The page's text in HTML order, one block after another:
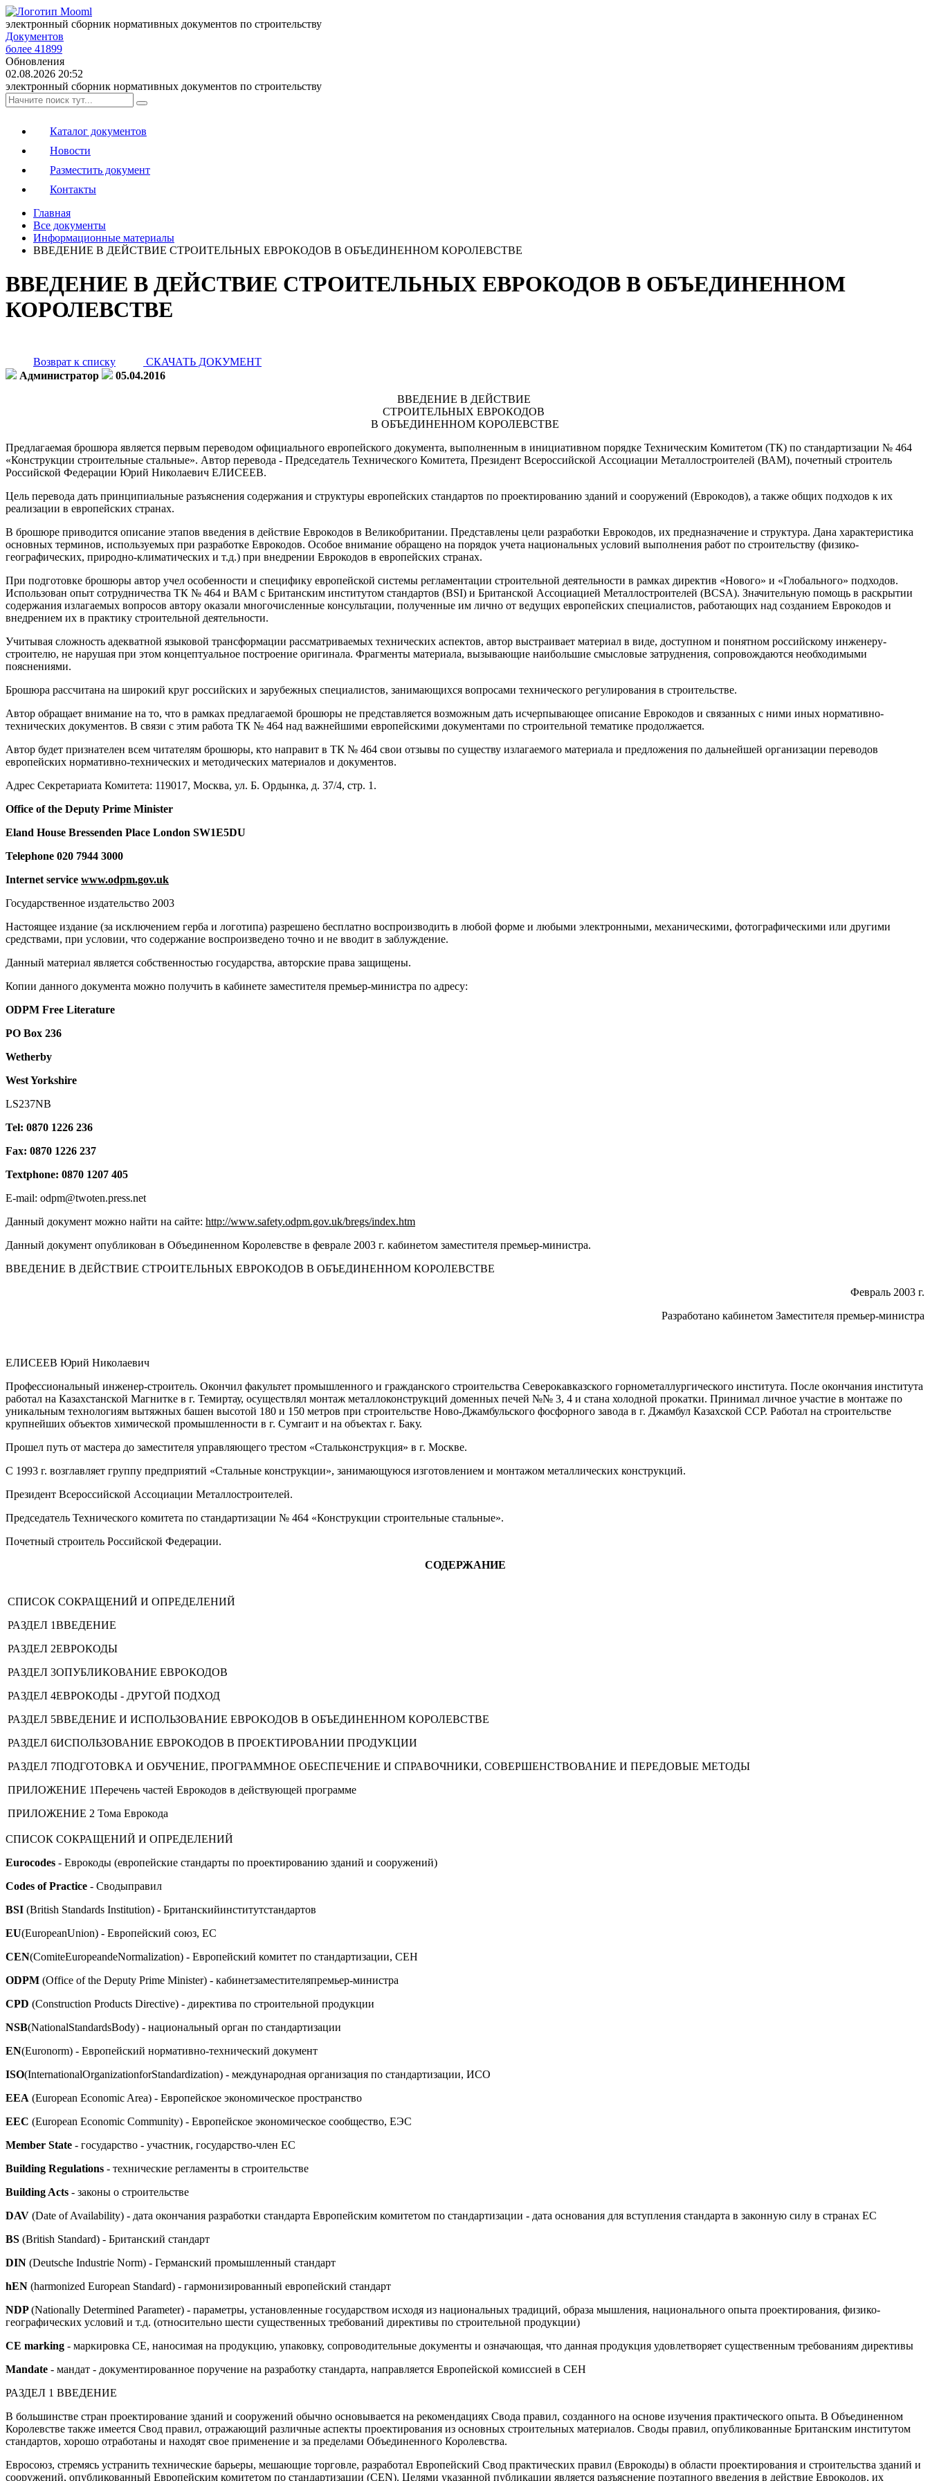
электронный сборник нормативных документов по строительству
Документов
более 41899
Обновления
02.08.2026 20:52
электронный сборник нормативных документов по строительству
Каталог документов
Новости
Разместить документ
Контакты
Главная
Все документы
Информационные материалы
ВВЕДЕНИЕ В ДЕЙСТВИЕ СТРОИТЕЛЬНЫХ ЕВРОКОДОВ В ОБЪЕДИНЕННОМ КОРОЛЕВСТВЕ
ВВЕДЕНИЕ В ДЕЙСТВИЕ СТРОИТЕЛЬНЫХ ЕВРОКОДОВ В ОБЪЕДИНЕННОМ
КОРОЛЕВСТВЕ
Возврат к списку
СКАЧАТЬ ДОКУМЕНТ
Администратор
05.04.2016
ВВЕДЕНИЕ В ДЕЙСТВИЕ
СТРОИТЕЛЬНЫХ ЕВРОКОДОВ
В ОБЪЕДИНЕННОМ КОРОЛЕВСТВЕ
Предлагаемая брошюра является первым переводом официального европейского документа, выполненным в инициативном порядке Техническим Комитетом (ТК) по стандартизации № 464
«Конструкции строительные стальные». Автор перевода - Председатель Технического Комитета, Президент Всероссийской Ассоциации Металлостроителей (ВАМ), почетный строитель
Российской Федерации Юрий Николаевич ЕЛИСЕЕВ.
Цель перевода дать принципиальные разъяснения содержания и структуры европейских стандартов по проектированию зданий и сооружений (Еврокодов), а также общих подходов к их
реализации в европейских странах.
В брошюре приводится описание этапов введения в действие Еврокодов в Великобритании. Представлены цели разработки Еврокодов, их предназначение и структура. Дана характеристика
основных терминов, используемых при разработке Еврокодов. Особое внимание обращено на порядок учета национальных условий выполнения работ по строительству (физико-
географических, природно-климатических и т.д.) при внедрении Еврокодов в европейских странах.
При подготовке брошюры автор учел особенности и специфику европейской системы регламентации строительной деятельности в рамках директив «Нового» и «Глобального» подходов.
Использован опыт сотрудничества ТК № 464 и ВАМ с Британским институтом стандартов (BSI) и Британской Ассоциацией Металлостроителей (BCSA). Значительную помощь в раскрытии
содержания излагаемых вопросов автору оказали многочисленные консультации, полученные им лично от ведущих европейских специалистов, работающих над созданием Еврокодов и
внедрением их в практику строительной деятельности.
Учитывая сложность адекватной языковой трансформации рассматриваемых технических аспектов, автор выстраивает материал в виде, доступном и понятном российскому инженеру-
строителю, не нарушая при этом концептуальное построение оригинала. Фрагменты материала, вызывающие наибольшие смысловые затруднения, сопровождаются необходимыми
пояснениями.
Брошюра рассчитана на широкий круг российских и зарубежных специалистов, занимающихся вопросами технического регулирования в строительстве.
Автор обращает внимание на то, что в рамках предлагаемой брошюры не представляется возможным дать исчерпывающее описание Еврокодов и связанных с ними иных нормативно-
технических документов. В связи с этим работа ТК № 464 над важнейшими европейскими документами по строительной тематике продолжается.
Автор будет признателен всем читателям брошюры, кто направит в ТК № 464 свои отзывы по существу излагаемого материала и предложения по дальнейшей организации переводов
европейских нормативно-технических и методических материалов и документов.
Адрес Секретариата Комитета: 119017, Москва, ул. Б. Ордынка, д. 37/4, стр. 1.
Office of the Deputy Prime Minister
Eland House Bressenden Place London SW1E5DU
Telephone 020 7944 3000
Internet service www.odpm.gov.uk
Государственное издательство 2003
Настоящее издание (за исключением герба и логотипа) разрешено бесплатно воспроизводить в любой форме и любыми электронными, механическими, фотографическими или другими
средствами, при условии, что содержание воспроизведено точно и не вводит в заблуждение.
Данный материал является собственностью государства, авторские права защищены.
Копии данного документа можно получить в кабинете заместителя премьер-министра по адресу:
ODPM Free Literature
РО Box 236
Wetherby
West Yorkshire
LS237NB
Tel: 0870 1226 236
Fax: 0870 1226 237
Textphone: 0870 1207 405
E-mail: odpm@twoten.press.net
Данный документ можно найти на сайте: http://www.safety.odpm.gov.uk/bregs/index.htm
Данный документ опубликован в Объединенном Королевстве в феврале 2003 г. кабинетом заместителя премьер-министра.
ВВЕДЕНИЕ В ДЕЙСТВИЕ СТРОИТЕЛЬНЫХ ЕВРОКОДОВ В ОБЪЕДИНЕННОМ КОРОЛЕВСТВЕ
Февраль 2003 г.
Разработано кабинетом Заместителя премьер-министра
ЕЛИСЕЕВ Юрий Николаевич
Профессиональный инженер-строитель. Окончил факультет промышленного и гражданского строительства Северокавказского горнометаллургического института. После окончания института
работал на Казахстанской Магнитке в г. Темиртау, осуществлял монтаж металлоконструкций доменных печей №№ 3, 4 и стана холодной прокатки. Принимал личное участие в монтаже по
уникальным технологиям вытяжных башен высотой 180 и 150 метров при строительстве Ново-Джамбульского фосфорного завода в г. Джамбул Казахской ССР. Работал на строительстве
крупнейших объектов химической промышленности в г. Сумгаит и на объектах г. Баку.
Прошел путь от мастера до заместителя управляющего трестом «Стальконструкция» в г. Москве.
С 1993 г. возглавляет группу предприятий «Стальные конструкции», занимающуюся изготовлением и монтажом металлических конструкций.
Президент Всероссийской Ассоциации Металлостроителей.
Председатель Технического комитета по стандартизации № 464 «Конструкции строительные стальные».
Почетный строитель Российской Федерации.
СОДЕРЖАНИЕ
СПИСОК СОКРАЩЕНИЙ И ОПРЕДЕЛЕНИЙ
РАЗДЕЛ 1ВВЕДЕНИЕ
РАЗДЕЛ 2ЕВРОКОДЫ
РАЗДЕЛ 3ОПУБЛИКОВАНИЕ ЕВРОКОДОВ
РАЗДЕЛ 4ЕВРОКОДЫ - ДРУГОЙ ПОДХОД
РАЗДЕЛ 5ВВЕДЕНИЕ И ИСПОЛЬЗОВАНИЕ ЕВРОКОДОВ В ОБЪЕДИНЕННОМ КОРОЛЕВСТВЕ
РАЗДЕЛ 6ИСПОЛЬЗОВАНИЕ ЕВРОКОДОВ В ПРОЕКТИРОВАНИИ ПРОДУКЦИИ
РАЗДЕЛ 7ПОДГОТОВКА И ОБУЧЕНИЕ, ПРОГРАММНОЕ ОБЕСПЕЧЕНИЕ И СПРАВОЧНИКИ, СОВЕРШЕНСТВОВАНИЕ И ПЕРЕДОВЫЕ МЕТОДЫ
ПРИЛОЖЕНИЕ 1Перечень частей Еврокодов в действующей программе
ПРИЛОЖЕНИЕ 2 Тома Еврокода
СПИСОК СОКРАЩЕНИЙ И ОПРЕДЕЛЕНИЙ
Eurocodes - Еврокоды (европейские стандарты по проектированию зданий и сооружений)
Codes of Practice - Сводыправил
BSI (British Standards Institution) - Британскийинститутстандартов
EU(EuropeanUnion) - Европейский союз, ЕС
CEN(ComiteEuropeandeNormalization) - Европейский комитет по стандартизации, СЕН
ODPM (Office of the Deputy Prime Minister) - кабинетзаместителяпремьер-министра
CPD (Construction Products Directive) - директива по строительной продукции
NSB(NationalStandardsBody) - национальный орган по стандартизации
EN(Euronorm) - Европейский нормативно-технический документ
ISO(InternationalOrganizationforStandardization) - международная организация по стандартизации, ИСО
ЕЕА (European Economic Area) - Европейское экономическое пространство
EEC (European Economic Community) - Европейское экономическое сообщество, ЕЭС
Member State - государство - участник, государство-член ЕС
Building Regulations - технические регламенты в строительстве
Building Acts - законы о строительстве
DAV (Date of Availability) - дата окончания разработки стандарта Европейским комитетом по стандартизации - дата основания для вступления стандарта в законную силу в странах ЕС
BS (British Standard) - Британский стандарт
DIN (Deutsche Industrie Norm) - Германский промышленный стандарт
hEN (harmonized European Standard) - гармонизированный европейский стандарт
NDP(Nationally Determined Parameter) - параметры, установленные государством исходя из национальных традиций, образа мышления, национального опыта проектирования, физико-
географических условий и т.д. (относительно шести существенных требований директивы по строительной продукции)
СЕ marking - маркировка СЕ, наносимая на продукцию, упаковку, сопроводительные документы и означающая, что данная продукция удовлетворяет существенным требованиям директивы
Mandate - мандат - документированное поручение на разработку стандарта, направляется Европейской комиссией в СЕН
РАЗДЕЛ 1 ВВЕДЕНИЕ
В большинстве стран проектирование зданий и сооружений обычно основывается на рекомендациях Свода правил, созданного на основе изучения практического опыта. В Объединенном
Королевстве также имеется Свод правил, отражающий различные аспекты проектирования из основных строительных материалов. Своды правил, опубликованные Британским институтом
стандартов, хорошо отработаны и находят свое применение и за пределами Объединенного Королевства.
Евросоюз, стремясь устранить технические барьеры, мешающие торговле, разработал Европейский Свод практических правил (Еврокоды) в области проектирования и строительства зданий и
сооружений, опубликованный Европейским комитетом по стандартизации (CEN). Целями указанной публикации является разъяснение поэтапного введения в действие Еврокодов, их